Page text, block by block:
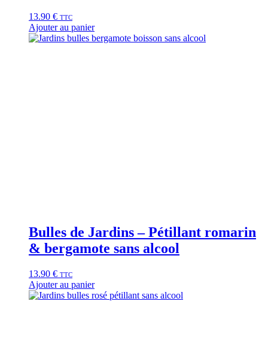
13.90 € TTC
Ajouter au panier
Bulles de Jardins – Pétillant romarin
& bergamote sans alcool
13.90 € TTC
Ajouter au panier